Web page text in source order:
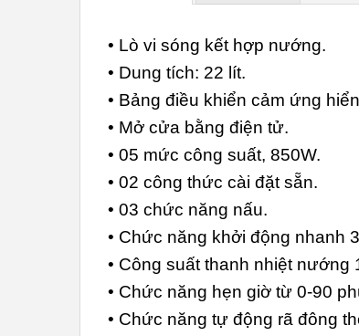
• Lò vi sóng kết hợp nướng.
• Dung tích: 22 lít.
• Bảng điều khiển cảm ứng
• Mở cửa bằng điện tử.
• 05 mức công suất, 850W.
• 02 công thức cài đặt sẵn.
• 03 chức năng nấu.
• Chức năng khởi động nhanh
• Công suất thanh nhiệt nướng
• Chức năng hẹn giờ từ 0-90
• Chức năng tự động rã đông